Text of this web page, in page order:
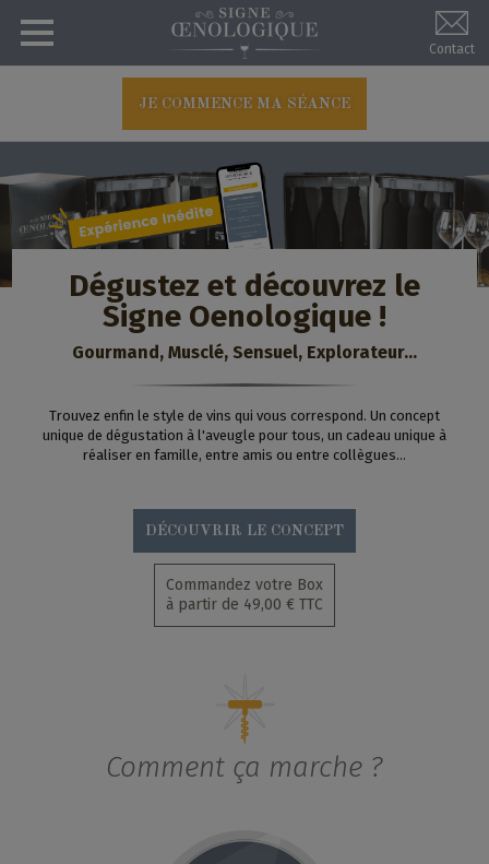
contenu
principal
Contact
JE COMMENCE MA SÉANCE
Dégustez et découvrez le
Signe Oenologique !
Gourmand, Musclé, Sensuel, Explorateur...
Trouvez enfin le style de vins qui vous correspond. Un concept
unique de dégustation à l'aveugle pour tous, un cadeau unique à
réaliser en famille, entre amis ou entre collègues...
DÉCOUVRIR LE CONCEPT
Commandez votre Box
à partir de 49,00 € TTC
Comment ça marche ?